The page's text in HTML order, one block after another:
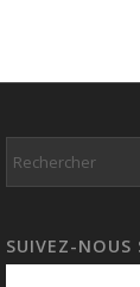
SUIVEZ-NOUS